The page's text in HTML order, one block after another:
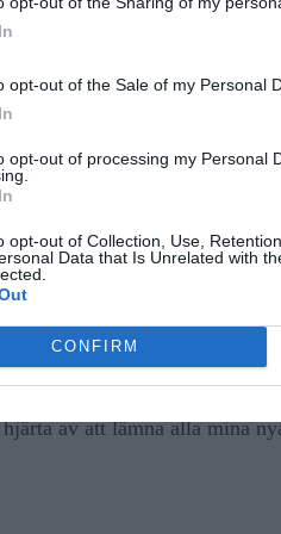
opt-out of the Sale of my Personal
opt-out of processing my Personal
opt-out of Collection, Use,
Data that Is Unrelated with
CONFIRM
flygvärdinnorna ser lugna ut
de är tränade i att se just lugna
få hjärtstopp varje gång
hem att ”hoppas vi ses här
slår det mig…
vi inte ses igen” som borde
av att lämna alla mina